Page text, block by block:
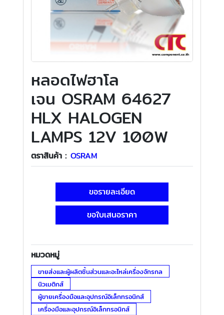
​​​​​​​หลอดไฟฮาโล
เจน OSRAM 64627
HLX HALOGEN
LAMPS 12V 100W
ตราสินค้า : OSRAM
ขอรายละเอียด
ขอใบเสนอราคา
หมวดหมู่
ขายส่งและผู้ผลิตชิ้นส่วนและอะไหล่เครื่องจักรกล
นิวเมติกส์
ผู้ขายเครื่องมือและอุปกรณ์อิเล็กทรอนิกส์
เครื่องมือและอุปกรณ์อิเล็กทรอนิกส์